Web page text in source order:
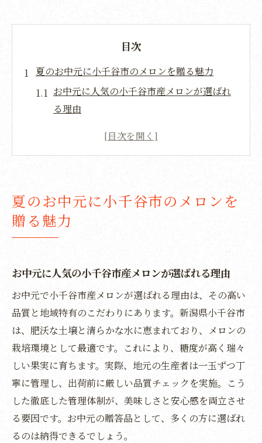
目次
夏のお中元に小千谷市のメロンを贈る魅力
お中元に人気の小千谷市産メロンが選ばれ
る理由
夏限定のお中元にぴったりなメロンの特徴
お中元で喜ばれるメロンの選び方とおすす
め
小千谷市メロンのお中元が贈答に最適な理
お中元の季節感を感じる小千谷市メロンの
魅力
地域特産のお中元で小千谷市が選ばれる理由
お中元に小千谷市の特産品が人気の背景と
魅力
地元発のお中元で注目される小千谷市の強
み
小千谷市の贈答品が支持される理由を詳し
く解説
夏のお中元に小千谷市のメロンを
贈る魅力
お中元に人気の小千谷市産メロンが選ばれる理由
お中元で小千谷市産メロンが選ばれる理由は、その高い
品質と地域特有のこだわりにあります。新潟県小千谷市
は、肥沃な土壌と清らかな水に恵まれており、メロンの
栽培環境として最適です。これにより、糖度が高く瑞々
しい果実に育ちます。実際、地元の生産者は一玉ずつ丁
寧に管理し、出荷前に厳しい品質チェックを実施。こう
した徹底した管理体制が、美味しさと安心感を両立させ
る要因です。お中元の贈答品として、多くの方に選ばれ
るのは納得できるでしょう。